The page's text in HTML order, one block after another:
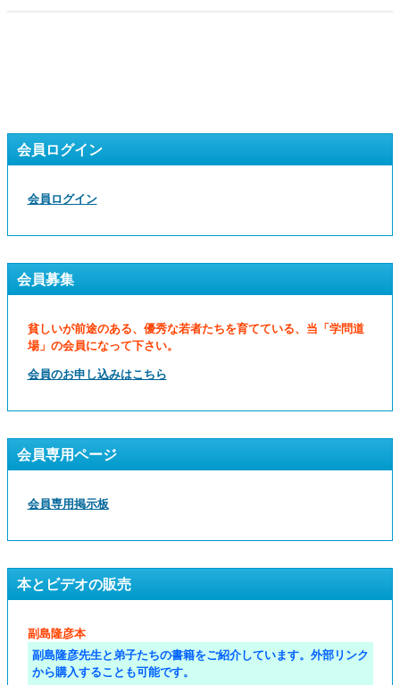
会員ログイン
会員ログイン
会員募集
貧しいが前途のある、優秀な若者たちを育てている、当「学問道
場」の会員になって下さい。
会員のお申し込みはこちら
会員専用ページ
会員専用掲示板
本とビデオの販売
副島隆彦本
副島隆彦先生と弟子たちの書籍をご紹介しています。外部リンク
から購入することも可能です。